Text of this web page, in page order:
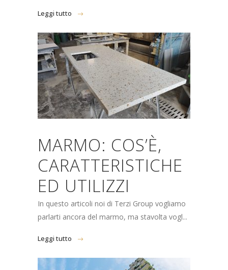
Leggi tutto
MARMO: COS’È,
CARATTERISTICHE
ED UTILIZZI
In questo articoli noi di Terzi Group vogliamo
parlarti ancora del marmo, ma stavolta vogl...
Leggi tutto